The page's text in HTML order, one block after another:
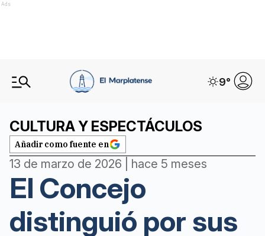
Ads
9°
CULTURA Y ESPECTÁCULOS
Añadir como fuente en
13 de marzo de 2026 | hace 5 meses
El Concejo
distinguió por sus